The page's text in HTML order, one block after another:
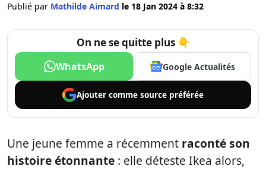
Publié par Mathilde Aimard le 18 Jan 2024 à 8:32
On ne se quitte plus 👇
WhatsApp Google Actualités
Ajouter comme source préférée
Une jeune femme a récemment raconté son
histoire étonnante : elle déteste Ikea alors,